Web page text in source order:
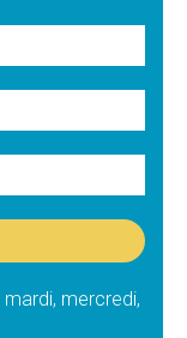
mercredi,